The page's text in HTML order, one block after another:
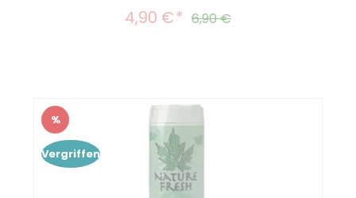
Verkaufspreis:
4,90 € Regulärer Preis:
6,90 €
Rabatt
%
Vergriffen